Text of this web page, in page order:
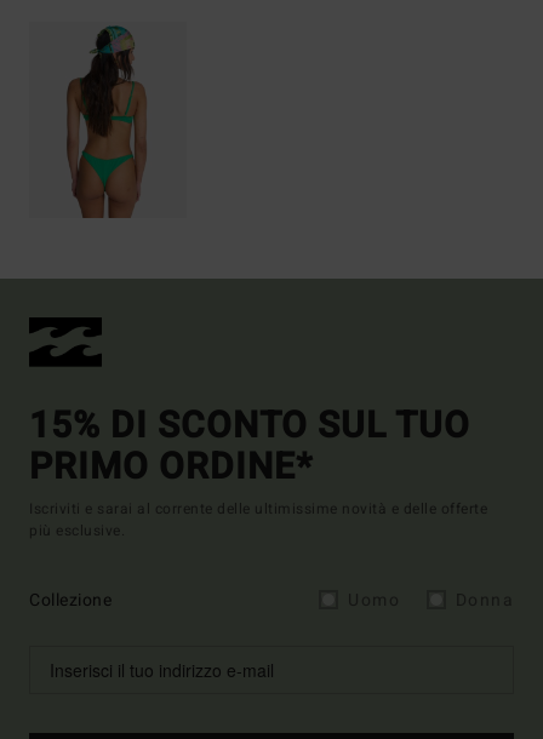
15% DI SCONTO SUL TUO
PRIMO ORDINE*
Iscriviti e sarai al corrente delle ultimissime novità e delle offerte
più esclusive.
Collezione